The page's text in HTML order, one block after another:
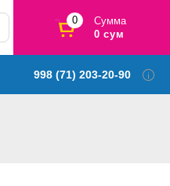
0
Сумма
0 сум
998 (71) 203-20-90